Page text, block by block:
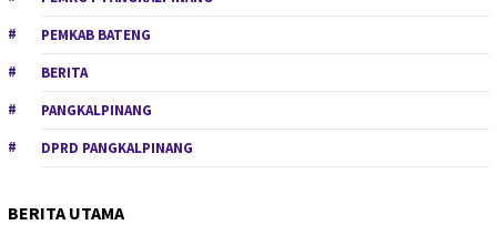
PEMKAB BATENG
BERITA
PANGKALPINANG
DPRD PANGKALPINANG
BERITA UTAMA